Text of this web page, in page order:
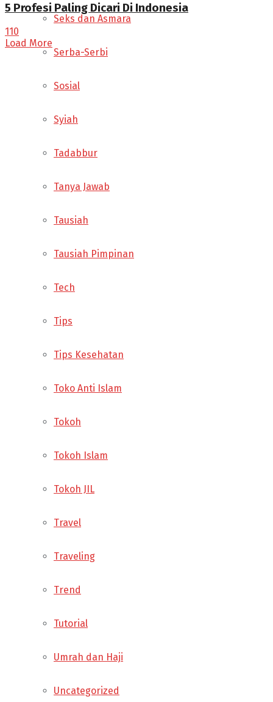
Seks dan Asmara
Serba-Serbi
Sosial
Syiah
Tadabbur
Tanya Jawab
Tausiah
Tausiah Pimpinan
Tech
Tips
Tips Kesehatan
Toko Anti Islam
Tokoh
Tokoh Islam
Tokoh JIL
Travel
Traveling
Trend
Tutorial
Umrah dan Haji
Uncategorized
5 Profesi Paling Dicari Di Indonesia
110
Load More